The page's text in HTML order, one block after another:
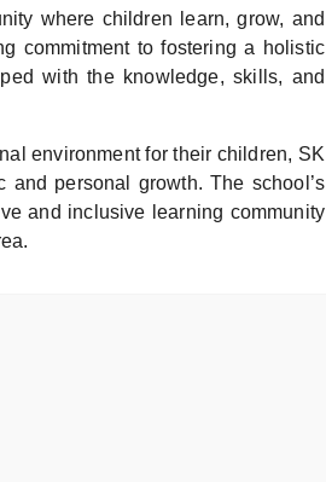
where children learn, grow, and
commitment to fostering a holistic
with the knowledge, skills, and
environment for their children, SK
personal growth. The school’s
and inclusive learning community